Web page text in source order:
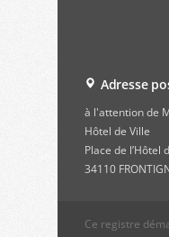
Adresse
à l'attention de
Hôtel de Ville
Place de l’Hôtel
34110
Ce registre